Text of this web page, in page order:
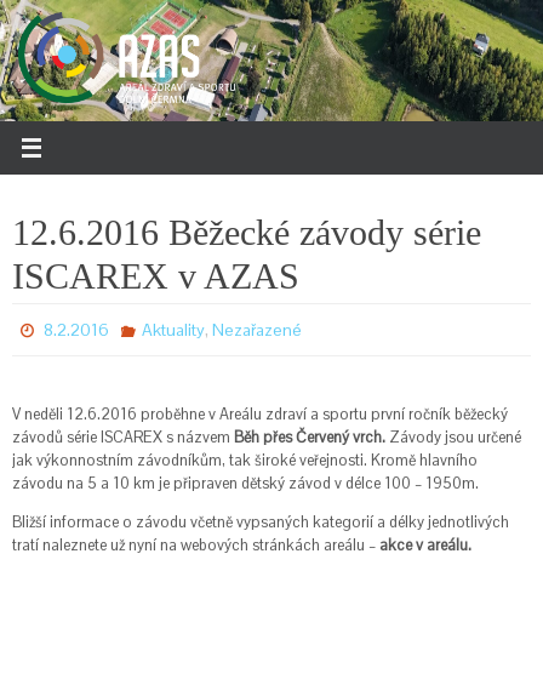
Přeskočit
na
obsah
12.6.2016 Běžecké závody série
ISCAREX v AZAS
8.2.2016 Aktuality, Nezařazené
V neděli 12.6.2016 proběhne v Areálu zdraví a sportu první ročník běžecký
závodů série ISCAREX s názvem Běh přes Červený vrch. Závody jsou určené
jak výkonnostním závodníkům, tak široké veřejnosti. Kromě hlavního
závodu na 5 a 10 km je připraven dětský závod v délce 100 – 1950m.
Bližší informace o závodu včetně vypsaných kategorií a délky jednotlivých
tratí naleznete už nyní na webových stránkách areálu – akce v areálu.